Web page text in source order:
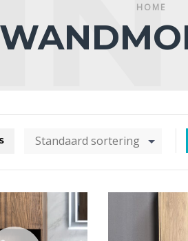
HOME
Standaard sortering